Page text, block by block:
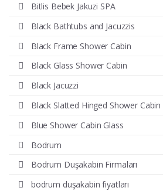
Bitlis Bebek Jakuzi SPA
Black Bathtubs and Jacuzzis
Black Frame Shower Cabin
Black Glass Shower Cabin
Black Jacuzzi
Black Slatted Hinged Shower Cabin
Blue Shower Cabin Glass
Bodrum
Bodrum Duşakabin Firmaları
bodrum duşakabin fiyatları